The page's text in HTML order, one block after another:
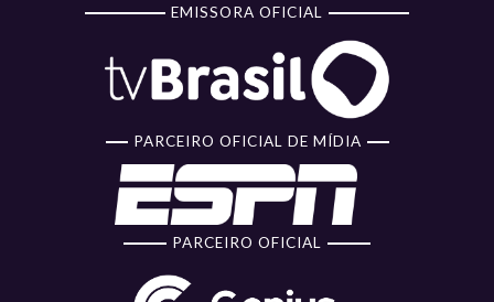
EMISSORA OFICIAL
PARCEIRO OFICIAL DE MÍDIA
PARCEIRO OFICIAL